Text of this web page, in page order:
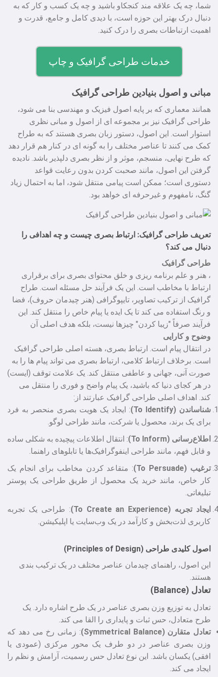
شما، چه یک علاقه‌ مند کنجکاو باشید و چه یک کسب‌ و کار که به
دنبال درک بهتر این حوزه است، با دیدی کامل و جامع، قدرت و
اهمیت ارتباطات بصری را درک کنید.
خدمات طراحی گرافیک و چاپ
مبانی و اصول بنیادین طراحی گرافیک
همانند معماری که بر پایه اصول فیزیک و مهندسی بنا می‌ شود،
طراحی گرافیک نیز بر مجموعه‌ ای از اصول و مبانی نظری
استوار است. این اصول، دستور زبان بصری هستند که به طراح
کمک می‌ کنند تا عناصر مختلف را به گونه‌ ای در کنار هم قرار دهد
که طرح نهایی، منسجم، موثر و از نظر بصری دلپذیر باشد. نادیده
گرفتن این اصول، مانند صحبت کردن بدون رعایت قواعد
دستوری است؛ ممکن است پیامی منتقل شود، اما به احتمال زیاد
گنگ، نامفهوم و غیرحرفه‌ ای خواهد بود.
تعریف طراحی گرافیک: ارتباط بصری چیست و چه اهدافی را
دنبال می‌ کند؟
طراحی گرافیک
، هنر و علم برنامه‌ ریزی و خلق محتوای بصری برای برقراری
ارتباط با مخاطب است. این یک فرآیند حل مسئله است. طراح
گرافیک از ترکیب تصاویر، تایپوگرافی (هنر چیدمان حروف)، فضا
و رنگ استفاده می‌ کند تا یک ایده یا پیام خاص را منتقل کند. این
فرآیند صرفاً "زیبا کردن" چیزها نیست، بلکه هدف اصلی آن
وضوح و کارایی
در انتقال پیام است. ارتباط بصری، هسته اصلی طراحی گرافیک
است. برخلاف ارتباط کلامی، ارتباط بصری می‌ تواند پیام‌ ها را به
صورت آنی، جهانی و عاطفی منتقل کند. یک علامت توقف (ایست)
در هر کجای دنیا که باشید، یک پیام واضح و فوری را منتقل می‌
کند. اهداف اصلی طراحی گرافیک عبارتند از:
شناساندن (To Identify)
: ایجاد یک هویت بصری منحصر به فرد
برای یک برند، محصول یا شرکت، مانند طراحی لوگو.
اطلاع‌رسانی (To Inform)
: انتقال اطلاعات پیچیده به شکلی ساده
و قابل فهم، مانند طراحی اینفوگرافیک‌ها یا تابلوهای راهنما.
ترغیب (To Persuade)
: متقاعد کردن مخاطب برای انجام یک
کار خاص، مانند خرید یک محصول از طریق طراحی یک پوستر
تبلیغاتی.
ایجاد تجربه (To Create an Experience)
: طراحی یک تجربه
کاربری لذت‌بخش و کارآمد در یک وب‌سایت یا اپلیکیشن.
اصول کلیدی طراحی (Principles of Design)
این اصول، راهنمای چیدمان عناصر مختلف در یک ترکیب‌ بندی
هستند.
تعادل (Balance)
تعادل به توزیع وزن بصری عناصر در یک طرح اشاره دارد. یک
طرح متعادل، حس ثبات و پایداری را القا می‌ کند.
تعادل متقارن (Symmetrical Balance)
: زمانی رخ می‌ دهد که
وزن بصری عناصر در دو طرف یک محور مرکزی (عمودی یا
افقی) یکسان باشد. این نوع تعادل حس رسمیت، آرامش و نظم را
ایجاد می‌ کند.